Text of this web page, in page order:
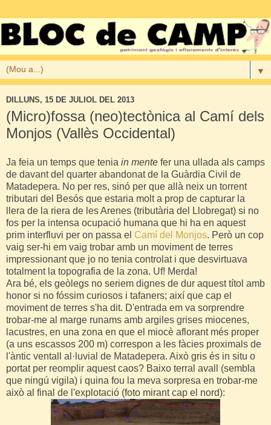
▼
DILLUNS, 15 DE JULIOL DEL 2013
(Micro)fossa (neo)tectònica al Camí dels
Monjos (Vallès Occidental)
Ja feia un temps que tenia in mente fer una ullada als camps
de davant del quarter abandonat de la Guàrdia Civil de
Matadepera. No per res, sinó per que allà neix un torrent
tributari del Besós que estaria molt a prop de capturar la
llera de la riera de les Arenes (tributària del Llobregat) si no
fos per la intensa ocupació humana que hi ha en aquest
prim interfluvi per on passa el Camí del Monjos. Però un cop
vaig ser-hi em vaig trobar amb un moviment de terres
impressionant que jo no tenia controlat i que desvirtuava
totalment la topografia de la zona. Uf! Merda!
Ara bé, els geòlegs no seriem dignes de dur aquest títol amb
honor si no fóssim curiosos i tafaners; així que cap el
moviment de terres s'ha dit. D'entrada em va sorprendre
trobar-me al marge runams amb argiles grises miocenes,
lacustres, en una zona en que el miocè aflorant més proper
(a uns escassos 200 m) correspon a les fàcies proximals de
l'àntic ventall al·luvial de Matadepera. Això gris és in situ o
portat per reomplir aquest caos? Baixo terral avall (sembla
que ningú vigila) i quina fou la meva sorpresa en trobar-me
això al final de l'explotació (foto mirant cap el nord):